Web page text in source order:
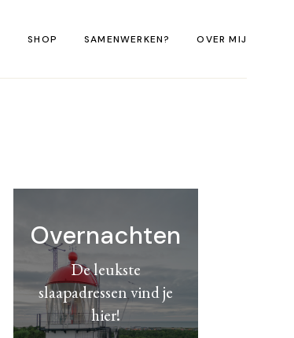
SHOP SAMENWERKEN? OVER MIJ
Overnachten
De leukste
slaapadressen vind je
hier!